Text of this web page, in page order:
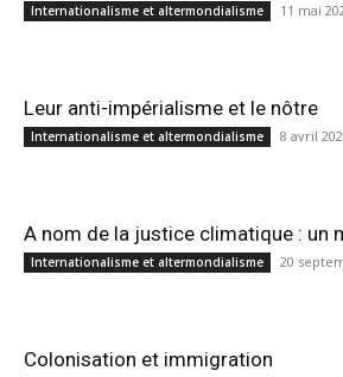
Internationalisme et altermondialisme 11 mai
Leur anti-impérialisme et le nôtre
Internationalisme et altermondialisme 8 avril
A nom de la justice climatique : un
Internationalisme et altermondialisme 20
Colonisation et immigration